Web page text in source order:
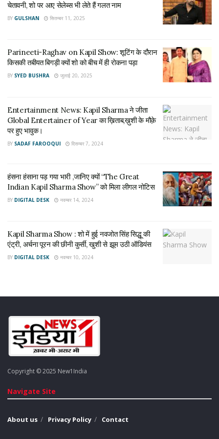
Parineeti-Raghav on Kapil Show: शूटिंग के
दौरान किसकी तबीयत बिगड़ी क्यों शो को बीच में ही रोकना पड़ा
Thank you paji ⁦⁦@AnupamPKher⁩ for clarifying all the
false allegations against me ❤️🙏 और उन सब दोस्तों का भी
शुक्रिया जिन्होंने बिना सच जाने मुझे इतनी मोहब्बत दी 😃 खुश रहिए,
#Isupportmyself🤗pic.twitter.com/hMxiIy9W8x
— Kapil Sharma (@KapilSharmaK9)
March 14, 2022
latest entertainment news today
The Kashmir Files
चेतावनी, शो पर आए सेलेब्स भी लेते हैं गलत नाम
BY GULSHAN सितम्बर 11, 2025
Parineeti-Raghav on Kapil Show: शूटिंग के दौरान
किसकी तबीयत बिगड़ी क्यों शो को बीच में ही रोकना पड़ा
BY SYED BUSHRA जुलाई 20, 2025
Entertainment News: Kapil Sharma ने जीता
Global Entertainer of Year का ख़िताब,ख़ुशी के मौक़े
पर हुए भावुक।
BY SADAF FAROOQUI दिसम्बर 7, 2024
हंसना हंसाना पड़ गया भारी ,जानिए क्यों “The Great
Indian Kapil Sharma Show” को मिला लीगल नोटिस
BY DIGITAL DESK नवम्बर 14, 2024
Kapil Sharma Show : शो में हुई नवजोत सिंह सिद्धू की
एंट्री, अर्चना पूरन की छीनी कुर्सी, खुशी से झूम उठी ऑडियंस
BY DIGITAL DESK नवम्बर 10, 2024
Copyright © 2025 New1India
Navigate Site
About us Privacy Policy Contact